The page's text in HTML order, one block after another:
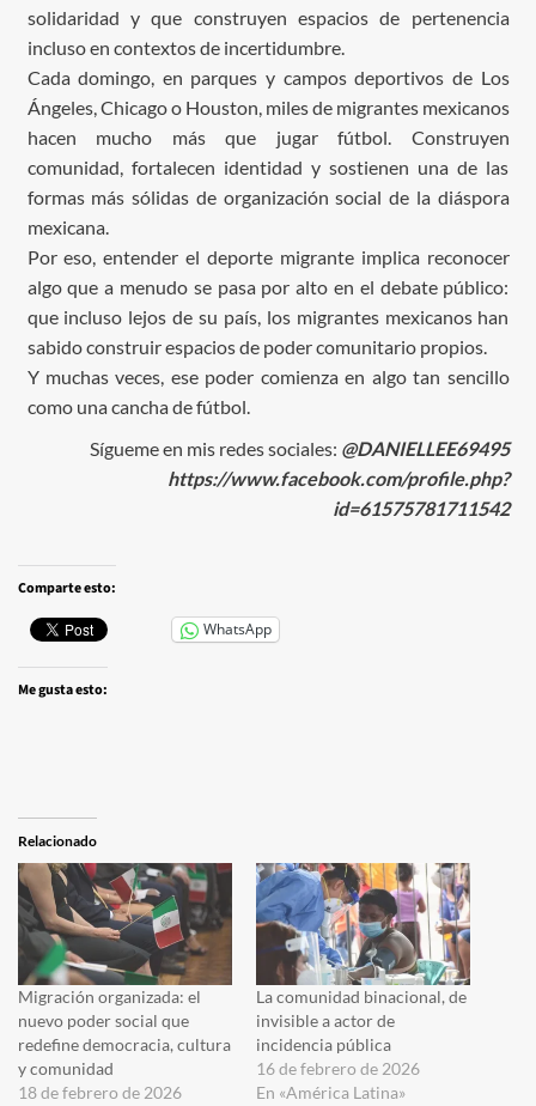
solidaridad y que construyen espacios de pertenencia
incluso en contextos de incertidumbre.
Cada domingo, en parques y campos deportivos de Los
Ángeles, Chicago o Houston, miles de migrantes mexicanos
hacen mucho más que jugar fútbol. Construyen
comunidad, fortalecen identidad y sostienen una de las
formas más sólidas de organización social de la diáspora
mexicana.
Por eso, entender el deporte migrante implica reconocer
algo que a menudo se pasa por alto en el debate público:
que incluso lejos de su país, los migrantes mexicanos han
sabido construir espacios de poder comunitario propios.
Y muchas veces, ese poder comienza en algo tan sencillo
como una cancha de fútbol.
Sígueme en mis redes sociales: @DANIELLEE69495
https://www.facebook.com/profile.php?
id=61575781711542
Comparte esto:
WhatsApp
Me gusta esto:
Relacionado
Migración organizada: el
nuevo poder social que
redefine democracia, cultura
y comunidad
18 de febrero de 2026
La comunidad binacional, de
invisible a actor de
incidencia pública
16 de febrero de 2026
En «América Latina»